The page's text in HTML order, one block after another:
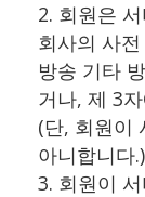
2. 회원은
회사의 사
방송 기타
거나, 제 3
(단, 회원이
아니합니다.)
3. 회원이